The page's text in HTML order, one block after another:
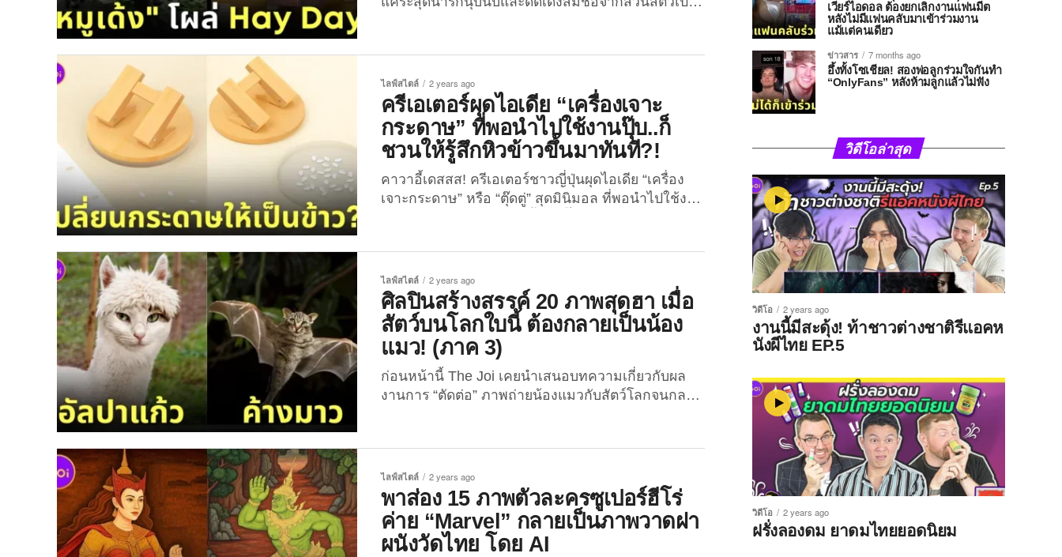
“Hay Day” ที่มีผู้เล่นทั่วโลกกว่า 30 ล้านคนแล้ว!
กระแส “หมูเด้งฟีเวอร์” ที่เริ่มร้อนแรงเป็นไฟลามทุ่งไป
ทั่วโลกตั้งแต่กลางเดือนกันยายนที่ผ่านมา ทำให้สื่อยักษ์
ใหญ่ระดับโลกและคนในแวดวงต่าง ๆ ต้องออกมาพูด
ถึงหรือนำภาพของน้องเขาไปทำเป็นมีมหรือคอนเทนต์
สุดคิ้วท์ และไม่ว่าดาราฮิปโปเด็กตัวนี้จะโผล่หน้าน่ารัก
แก้มอมชมพูพร้อมเอเนอร์จี้พร้อมสวบตลอดเวลามาให้
เราได้เห็นสักกี่ครั้ง ก็สามารถเรียกรอยยิ้มให้กับทุกคน
ได้เสมอ จึงไม่แปลกใจที่ใคร ๆ ก็รักเจ้าลูกฮิปโปแคระ
ไลฟ์สไตล์ 2 years ago
ครีเอเตอร์ผุดไอเดีย “เครื่องเจาะ
กระดาษ” ที่พอนำไปใช้งานปุ๊บ..ก็
ชวนให้รู้สึกหิวข้าวขึ้นมาทันที?!
คาวาอี้เดสสส! ครีเอเตอร์ชาวญี่ปุ่นผุดไอเดีย “เครื่อง
เจาะกระดาษ” หรือ “ตุ๊ดตู่” สุดมินิมอล ที่พอนำไปใช้งาน
ยะ” ครีเอเตอร์ชาวญี่ปุ่นผู้ใช้แอคเคาท์ X:
@issikazu20 ที่มีผู้ติดตามกว่า 6.4 หมื่นคน เจ้าของไอ
เดียผลงานสร้างสรรค์เยอะแยะมากมาย ไม่ว่าจะ
เป็น “ฟองน้ำรูปแพะ”, “กบเหลาดินสอไดโนเสาร์”, “เนย
รูปสาวเต้นระบำใต้น้ำ”, “ชุดตะเกียบผักรวมจิ้มซอสมา
ยองเนส”, “ชุดตะเกียบแพนด้ากินไผ่” และ “แก้วมัครูป
พระอาทิตย์ขึ้น” ซึ่งไม่นานมานี้คุณเขาก็ได้เผยภาพไอ
เทมสุดน่ารักอย่าง “เครื่องเจาะกระดาษ” หรือ “ตุ๊ดตู่” สุด
กระดาษ” หรือ...
ไลฟ์สไตล์ 2 years ago
ศิลปินสร้างสรรค์ 20 ภาพสุดฮา เมื่อ
สัตว์บนโลกใบนี้ ต้องกลายเป็นน้อง
แมว! (ภาค 3)
ก่อนหน้านี้ The Joi เคยนำเสนอบทความเกี่ยวกับผล
งานการ “ตัดต่อ” ภาพถ่ายน้องแมวกับสัตว์โลกจนกลาย
แล้ว ซึ่งบอกเลยว่าแต่ละผลงานที่ถูกอีดิทออกมานั้น
เรียกรอยยิ้มและเสียงหัวเราะให้กับเหล่าทาสเป็นอย่าง
มาก เพราะงั้นบล็อกนี้ก็เลยจะพาเพื่อน ๆ ไปส่องภาพผล
งานในทำนองเดียวกันอีกครั้ง ใน 20 ภาพสุดฮา เมื่อ
สัตว์บนโลกใบนี้ ต้องกลายเป็นน้องแมว! (ภาค 3) โดย
ผลงานดังกล่าวได้ถูกเนรมิตขึ้นจากคุณศิลปินเจ้าของ
ไลฟ์สไตล์ 2 years ago
พาส่อง 15 ภาพตัวละครซูเปอร์ฮีโร่
ค่าย “Marvel” กลายเป็นภาพวาดฝา
ผนังวัดไทย โดย AI
เวียร์ไอดอล ต้องยกเลิกงานแฟนมีต
หลังไม่มีแฟนคลับมาเข้าร่วมงาน
แม้แต่คนเดียว
ข่าวสาร
7 months ago
อึ้งทั้งโซเชียล! สองพ่อลูกร่วมใจกันทำ
“OnlyFans” หลังห้ามลูกแล้วไม่ฟัง
วิดีโอล่าสุด
วิดีโอ 2 years ago
งานนี้มีสะดุ้ง! ท้าชาวต่างชาติรีแอคห
นังผีไทย EP.5
วิดีโอ 2 years ago
ฝรั่งลองดม ยาดมไทยยอดนิยม